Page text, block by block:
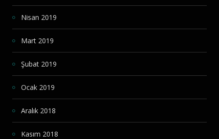
Nisan 2019
Mart 2019
Şubat 2019
Ocak 2019
Aralık 2018
Kasım 2018